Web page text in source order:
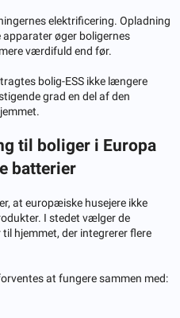
elektrificering. Opladning
øger boligernes
værdifuld end før.
bolig-ESS ikke længere
grad en del af den
til boliger i Europa
batterier
at europæiske husejere ikke
I stedet vælger de
hjemmet, der integrerer flere
at fungere sammen med: